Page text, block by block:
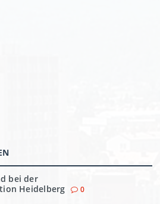
bei der
Heidelberg
0